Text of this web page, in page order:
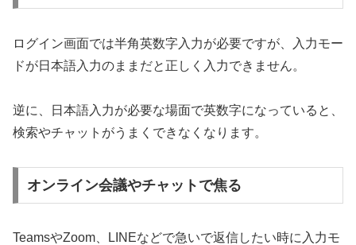
ログイン画面では半角英数字入力が必要ですが、入力モー
ドが日本語入力のままだと正しく入力できません。
逆に、日本語入力が必要な場面で英数字になっていると、
検索やチャットがうまくできなくなります。
オンライン会議やチャットで焦る
TeamsやZoom、LINEなどで急いで返信したい時に入力モ